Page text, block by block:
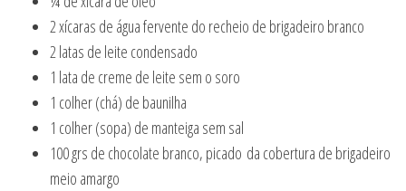
2 xícaras de água fervente do recheio de brigadeiro branco
2 latas de leite condensado
1 lata de creme de leite sem o soro
1 colher (chá) de baunilha
1 colher (sopa) de manteiga sem sal
100 grs de chocolate branco, picado da cobertura de brigadeiro
meio amargo